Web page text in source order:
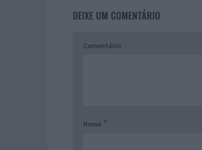
DEIXE UM COMENTÁRIO
Comentário
Nome *